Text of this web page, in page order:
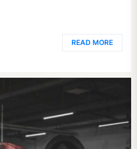
READ MORE